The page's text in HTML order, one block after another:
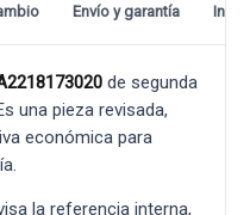
Envío y garantía
de segunda
una pieza revisada,
económica para
la referencia interna,